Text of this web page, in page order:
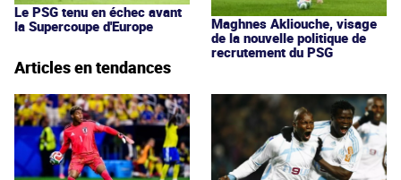
Le PSG tenu en échec avant
la Supercoupe d'Europe
Maghnes Akliouche, visage
de la nouvelle politique de
recrutement du PSG
Articles en tendances